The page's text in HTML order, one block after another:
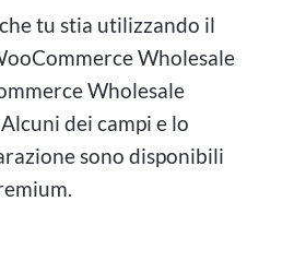
tu stia utilizzando il
Wholesale
Wholesale
dei campi e lo
sono disponibili